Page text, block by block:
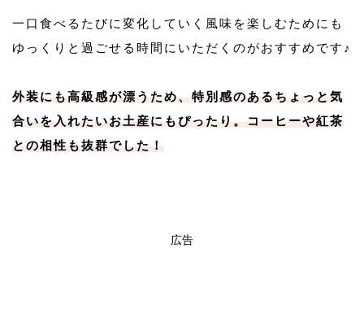
一口食べるたびに変化していく風味を楽しむためにも
ゆっくりと過ごせる時間にいただくのがおすすめです♪
外装にも高級感が漂うため、特別感のあるちょっと気
合いを入れたいお土産にもぴったり。コーヒーや紅茶
との相性も抜群でした！
広告